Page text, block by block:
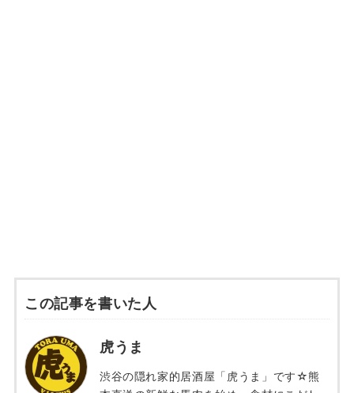
この記事を書いた人
虎うま
渋谷の隠れ家的居酒屋「虎うま」です☆熊